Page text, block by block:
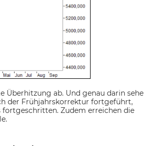
Überhitzung ab. Und genau darin sehe
der Frühjahrskorrektur fortgeführt,
Zudem erreichen die